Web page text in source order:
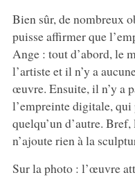
Bien sûr, de nombreux
puisse affirmer que
Ange : tout d’abord, le
l’artiste et il n’y a
œuvre. Ensuite, il n’y a
l’empreinte digitale,
quelqu’un d’autre.
n’ajoute rien à la
Sur la photo : l’œuvre